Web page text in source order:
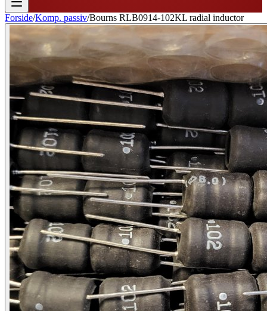
Forside/Komp. passiv/Bourns RLB0914-102KL radial inductor